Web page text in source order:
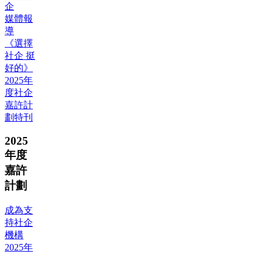
企
媒體報
導
《選擇
社企 挺
好的》
2025年
度社企
嘉許計
劃特刊
2025
年度
嘉許
計劃
成為支
持社企
機構
2025年